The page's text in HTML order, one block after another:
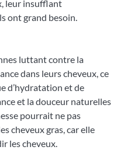
leur insufflant
ont grand besoin.
luttant contre la
dans leurs cheveux, ce
d’hydratation et de
et la douceur naturelles
pourrait ne pas
cheveux gras, car elle
les cheveux.